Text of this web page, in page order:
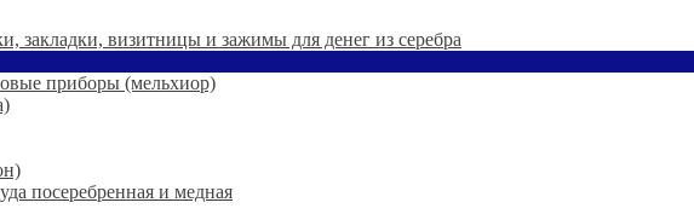
закладки, визитницы и зажимы для денег из серебра
приборы (мельхиор)
посеребренная и медная